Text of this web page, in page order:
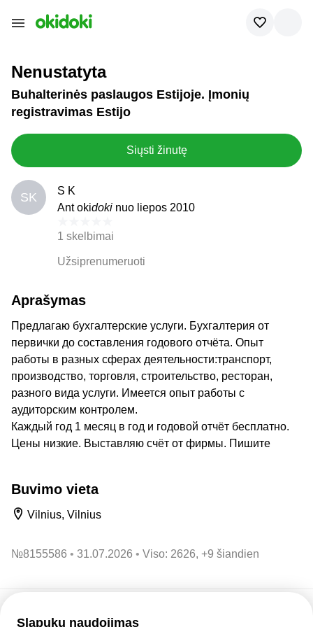
Nenustatyta
Buhalterinės paslaugos Estijoje. Įmonių
registravimas Estijo
Siųsti žinutę
SK
S K
Ant okidoki nuo liepos 2010
1 skelbimai
Užsiprenumeruoti
Aprašymas
Предлагаю бухгалтерские услуги. Бухгалтерия от
первички до составления годового отчёта. Опыт
работы в разных сферах деятельности:транспорт,
производcтво, торговля, строительство, ресторан,
разного вида услуги. Имеется oпыт работы с
аудиторским контролем.
Каждый год 1 месяц в год и годовой отчёт бесплатно.
Цены низкие. Выставляю счёт от фирмы. Пишите
Buvimo vieta
Vilnius, Vilnius
№8155586 31.07.2026 Viso: 2626, +9 šiandien
Slapukų naudojimas